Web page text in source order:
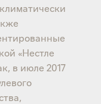
«Нестле
в июле 2017